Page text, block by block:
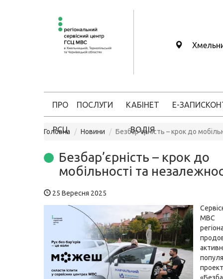
ПРО
РСЦ
ПОСЛУГИ КАБІНЕТ
ВОДІЯ
Е-ЗАПИС
Головна Новини Безбар’єрність – крок до
Безбар’єрність – крок до
мобільності та
25 Вересня 2025
МВС
проект